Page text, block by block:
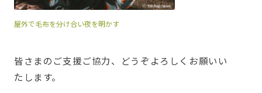
屋外で毛布を分け合い夜を明かす
皆さまのご支援ご協力、どうぞよろしくお願いい
たします。